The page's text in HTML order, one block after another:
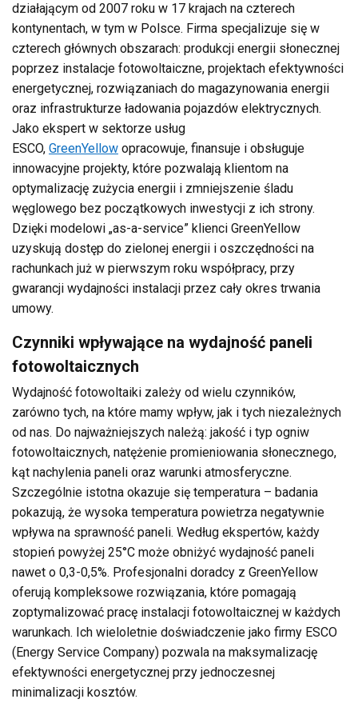
działającym od 2007 roku w 17 krajach na czterech
kontynentach, w tym w Polsce. Firma specjalizuje się w
czterech głównych obszarach: produkcji energii słonecznej
poprzez instalacje fotowoltaiczne, projektach efektywności
energetycznej, rozwiązaniach do magazynowania energii
oraz infrastrukturze ładowania pojazdów elektrycznych.
Jako ekspert w sektorze usług
ESCO, GreenYellow opracowuje, finansuje i obsługuje
innowacyjne projekty, które pozwalają klientom na
optymalizację zużycia energii i zmniejszenie śladu
węglowego bez początkowych inwestycji z ich strony.
Dzięki modelowi „as-a-service” klienci GreenYellow
uzyskują dostęp do zielonej energii i oszczędności na
rachunkach już w pierwszym roku współpracy, przy
gwarancji wydajności instalacji przez cały okres trwania
umowy.
Czynniki wpływające na wydajność paneli
fotowoltaicznych
Wydajność fotowoltaiki zależy od wielu czynników,
zarówno tych, na które mamy wpływ, jak i tych niezależnych
od nas. Do najważniejszych należą: jakość i typ ogniw
fotowoltaicznych, natężenie promieniowania słonecznego,
kąt nachylenia paneli oraz warunki atmosferyczne.
Szczególnie istotna okazuje się temperatura – badania
pokazują, że wysoka temperatura powietrza negatywnie
wpływa na sprawność paneli. Według ekspertów, każdy
stopień powyżej 25°C może obniżyć wydajność paneli
nawet o 0,3-0,5%. Profesjonalni doradcy z GreenYellow
oferują kompleksowe rozwiązania, które pomagają
zoptymalizować pracę instalacji fotowoltaicznej w każdych
warunkach. Ich wieloletnie doświadczenie jako firmy ESCO
(Energy Service Company) pozwala na maksymalizację
efektywności energetycznej przy jednoczesnej
minimalizacji kosztów.